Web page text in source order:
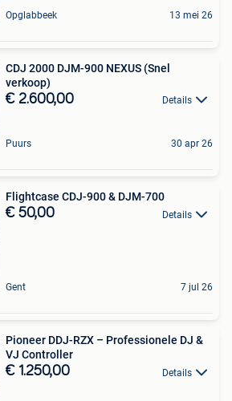
Opglabbeek 13 mei 26
CDJ 2000 DJM-900 NEXUS (Snel
verkoop)
€ 2.600,00 Details
Puurs 30 apr 26
Flightcase CDJ-900 & DJM-700
€ 50,00 Details
Gent 7 jul 26
Pioneer DDJ-RZX – Professionele DJ &
VJ Controller
€ 1.250,00 Details